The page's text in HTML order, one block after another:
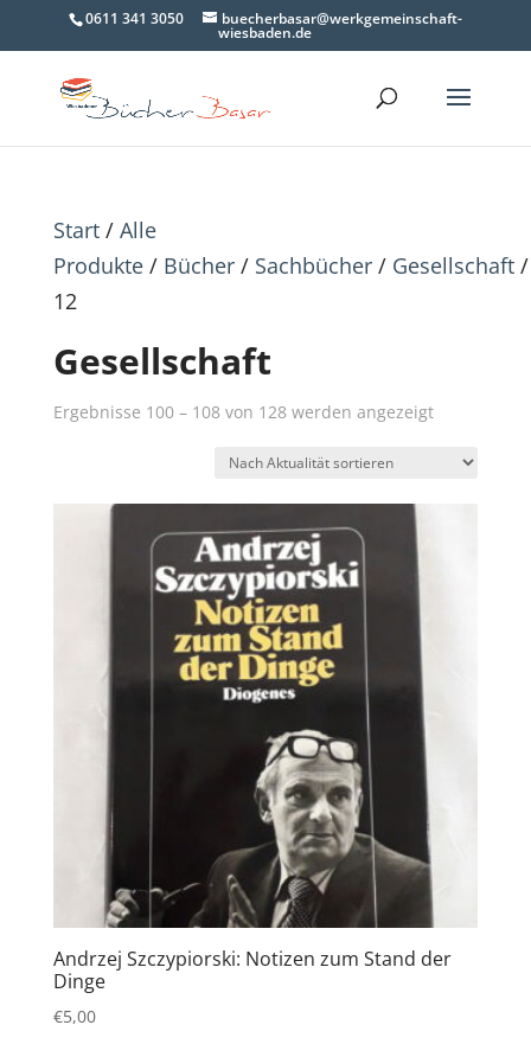
0611 341 3050 buecherbasar@werkgemeinschaft-
wiesbaden.de
Start/ Alle
Produkte/ Bücher/ Sachbücher/ Gesellschaft/
12
Gesellschaft
Ergebnisse 100 – 108 von 128 werden angezeigtNach
Andrzej Szczypiorski: Notizen zum Stand der
Dinge
€5,00